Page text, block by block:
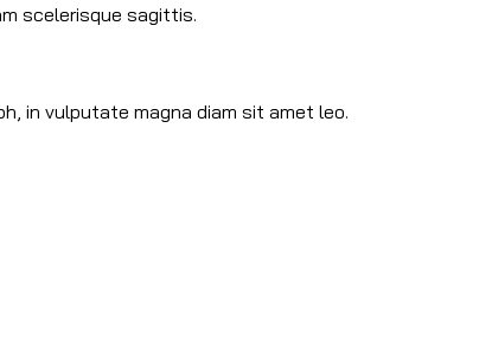
scelerisque sagittis.
in vulputate magna diam sit amet leo.